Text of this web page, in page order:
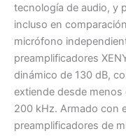
tecnología de audio, y
incluso en
micrófono
preamplificadores
dinámico de 130 dB,
extiende desde
200 kHz. Armado con
preamplificadores de